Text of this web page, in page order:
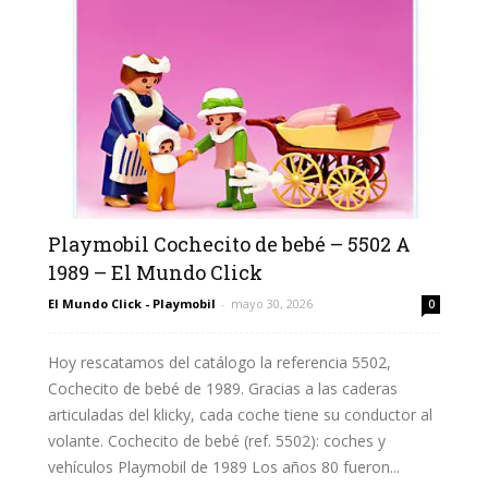
Playmobil Cochecito de bebé – 5502 A
1989 – El Mundo Click
El Mundo Click - Playmobil - mayo 30, 2026 0
Hoy rescatamos del catálogo la referencia 5502,
Cochecito de bebé de 1989. Gracias a las caderas
articuladas del klicky, cada coche tiene su conductor al
volante. Cochecito de bebé (ref. 5502): coches y
vehículos Playmobil de 1989 Los años 80 fueron...